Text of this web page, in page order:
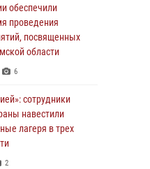
с
в Омской
1
по
(видео)
2 2
безопасность
обеспечили
проведения
посвященных
области
6
сотрудники
навестили
лагеря в трех
2